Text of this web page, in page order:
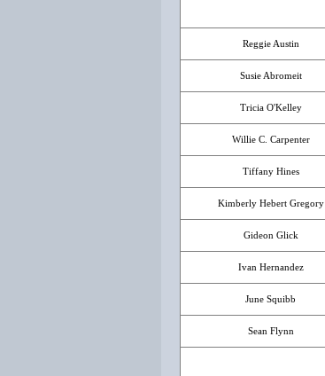
Reggie Austin
Susie Abromeit
Tricia O'Kelley
Willie C. Carpenter
Tiffany Hines
Kimberly Hebert Gregory
Gideon Glick
Ivan Hernandez
June Squibb
Sean Flynn